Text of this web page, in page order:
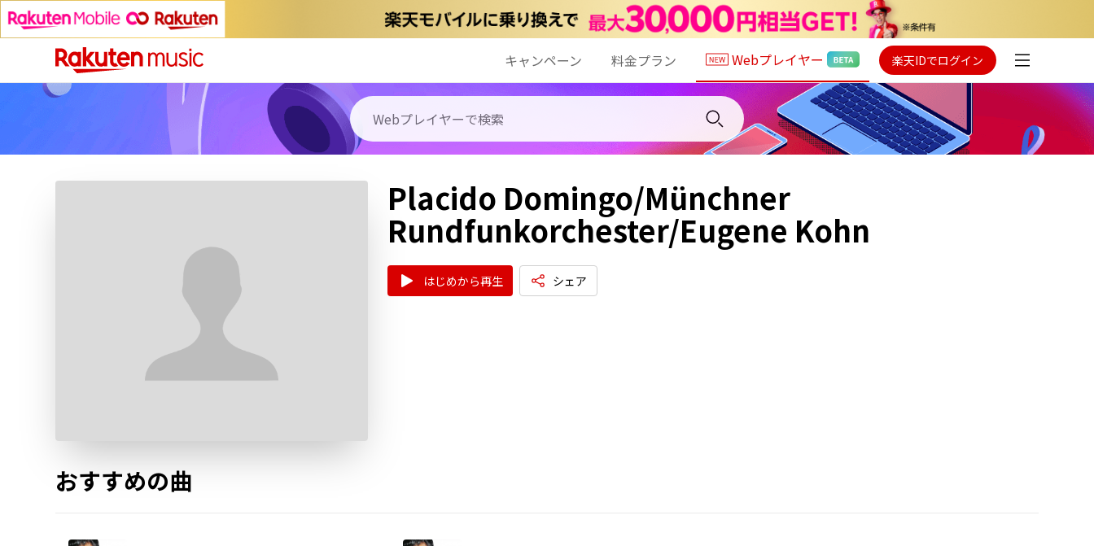
キャンペーン 料金プラン Webプレイヤー 楽天IDでログイン
Placido Domingo/Münchner
Rundfunkorchester/Eugene Kohn
はじめから再生 シェア
おすすめの曲